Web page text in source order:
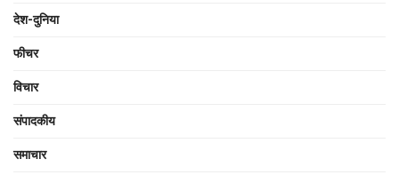
देश-दुनिया
फीचर
विचार
संपादकीय
समाचार